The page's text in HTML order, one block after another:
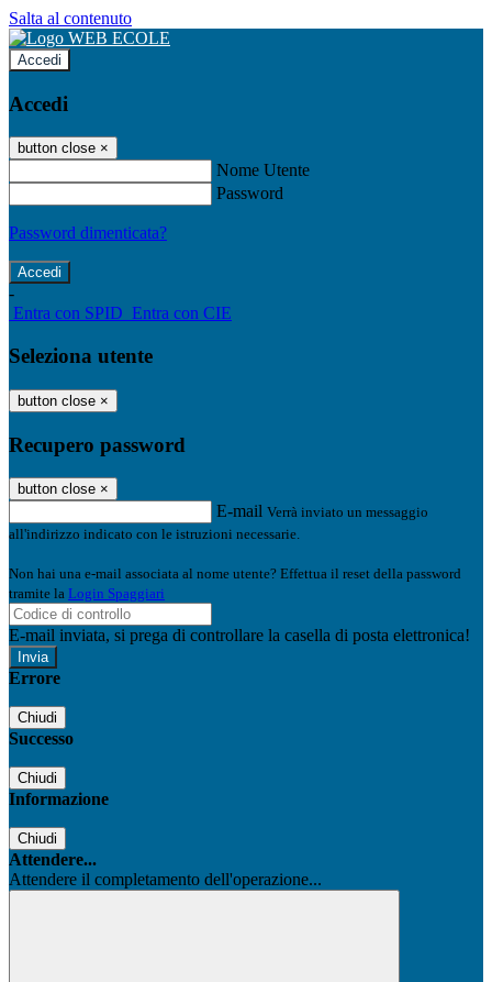
Salta al contenuto
Accedi
Accedi
button close ×
Nome Utente
Password
Password dimenticata?
-
Entra con SPID Entra con CIE
Seleziona utente
button close ×
Recupero password
button close ×
E-mail Verrà inviato un messaggio
all'indirizzo indicato con le istruzioni necessarie.
Non hai una e-mail associata al nome utente? Effettua il reset della password
tramite la Login Spaggiari
E-mail inviata, si prega di controllare la casella di posta elettronica!
Errore
Chiudi
Successo
Chiudi
Informazione
Chiudi
Attendere...
Attendere il completamento dell'operazione...